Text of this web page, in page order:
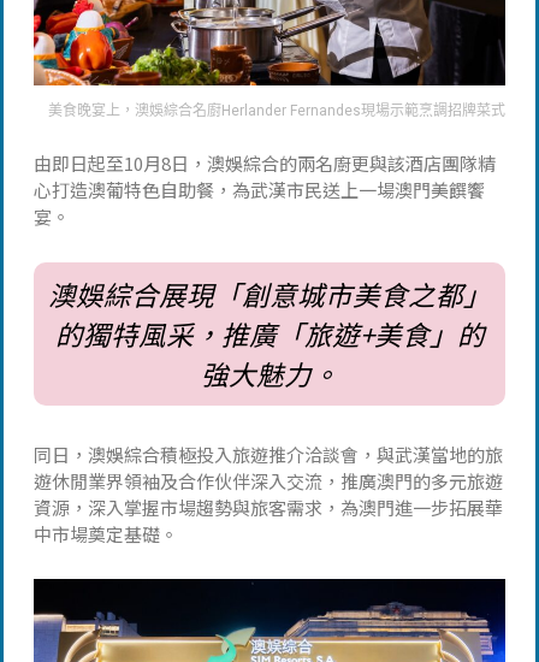
美食晚宴上，澳娛綜合名廚Herlander Fernandes現場示範烹調招牌菜式
由即日起至10月8日，澳娛綜合的兩名廚更與該酒店團隊精
心打造澳葡特色自助餐，為武漢市民送上一場澳門美饌饗
宴。
澳娛綜合展現「創意城市美食之都」
的獨特風采，推廣「旅遊+美食」的
強大魅力。
同日，澳娛綜合積極投入旅遊推介洽談會，與武漢當地的旅
遊休閒業界領袖及合作伙伴深入交流，推廣澳門的多元旅遊
資源，深入掌握市場趨勢與旅客需求，為澳門進一步拓展華
中市場奠定基礎。